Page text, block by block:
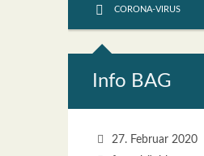
CORONA-VIRUS
Info BAG
27. Februar 2020